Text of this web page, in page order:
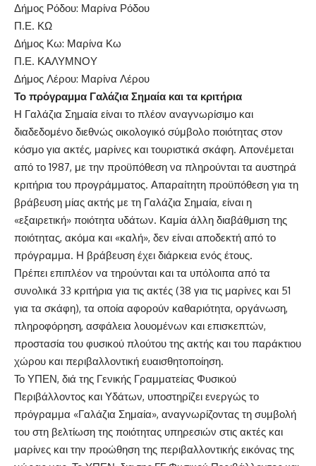
Δήμος Ρόδου: Μαρίνα Ρόδου
Π.Ε. ΚΩ
Δήμος Κω: Μαρίνα Κω
Π.Ε. ΚΑΛΥΜΝΟΥ
Δήμος Λέρου: Μαρίνα Λέρου
Το πρόγραμμα Γαλάζια Σημαία και τα κριτήρια
Η Γαλάζια Σημαία είναι το πλέον αναγνωρίσιμο και
διαδεδομένο διεθνώς οικολογικό σύμβολο ποιότητας στον
κόσμο για ακτές, μαρίνες και τουριστικά σκάφη. Απονέμεται
από το 1987, με την προϋπόθεση να πληρούνται τα αυστηρά
κριτήρια του προγράμματος. Απαραίτητη προϋπόθεση για τη
βράβευση μίας ακτής με τη Γαλάζια Σημαία, είναι η
«εξαιρετική» ποιότητα υδάτων. Καμία άλλη διαβάθμιση της
ποιότητας, ακόμα και «καλή», δεν είναι αποδεκτή από το
πρόγραμμα. Η βράβευση έχει διάρκεια ενός έτους.
Πρέπει επιπλέον να τηρούνται και τα υπόλοιπα από τα
συνολικά 33 κριτήρια για τις ακτές (38 για τις μαρίνες και 51
για τα σκάφη), τα οποία αφορούν καθαριότητα, οργάνωση,
πληροφόρηση, ασφάλεια λουομένων και επισκεπτών,
προστασία του φυσικού πλούτου της ακτής και του παράκτιου
χώρου και περιβαλλοντική ευαισθητοποίηση.
Το ΥΠΕΝ, διά της Γενικής Γραμματείας Φυσικού
Περιβάλλοντος και Υδάτων, υποστηρίζει ενεργώς το
πρόγραμμα «Γαλάζια Σημαία», αναγνωρίζοντας τη συμβολή
του στη βελτίωση της ποιότητας υπηρεσιών στις ακτές και
μαρίνες και την προώθηση της περιβαλλοντικής εικόνας της